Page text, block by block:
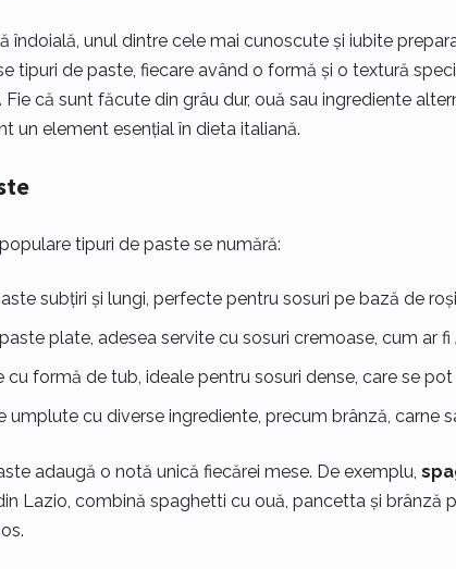
îndoială, unul dintre cele mai cunoscute și iubite
tipuri de paste, fiecare având o formă și o textură
Fie că sunt făcute din grâu dur, ouă sau ingrediente
un element esențial în dieta italiană.
tipuri de paste se numără:
subțiri și lungi, perfecte pentru sosuri pe bază de
plate, adesea servite cu sosuri cremoase, cum ar fi
cu formă de tub, ideale pentru sosuri dense, care se pot
umplute cu diverse ingrediente, precum brânză, carne
adaugă o notă unică fiecărei mese. De exemplu,
Lazio, combină spaghetti cu ouă, pancetta și brânză